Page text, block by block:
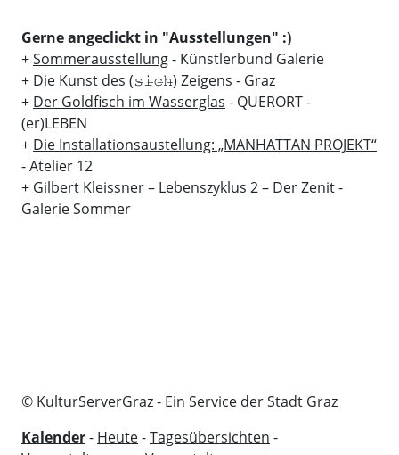
Gerne angeclickt in "Ausstellungen" :)
+Sommerausstellung- Künstlerbund Galerie
+ Die Kunst des (𝚜̶𝚒̶𝚌̶𝚑̶) Zeigens - Graz
+ Der Goldfisch im Wasserglas - QUERORT -
(er)LEBEN
+ Die Installationsaustellung: „MANHATTAN PROJEKT“
- Atelier 12
+ Gilbert Kleissner – Lebenszyklus 2 – Der Zenit-
Galerie Sommer
© KulturServerGraz - Ein Service der Stadt Graz
Kalender- Heute-Tagesübersichten -